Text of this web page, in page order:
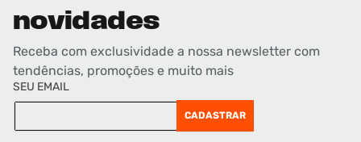
novidades
Receba com exclusividade a nossa newsletter com
tendências, promoções e muito mais
SEU EMAIL
CADASTRAR